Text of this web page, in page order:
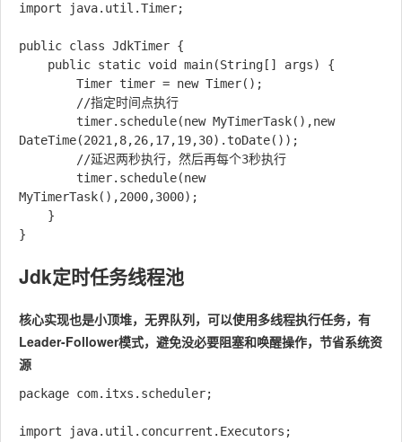
import java.util.Timer;
public class JdkTimer {
DateTime(2021,8,26,17,19,30).toDate());
MyTimerTask(),2000,3000);
Jdk定时任务线程池
核心实现也是小顶堆，无界队列，可以使用多线程执行任务，有
Leader-Follower模式，避免没必要阻塞和唤醒操作，节省系统资
源
package com.itxs.scheduler;
import java.util.concurrent.Executors;